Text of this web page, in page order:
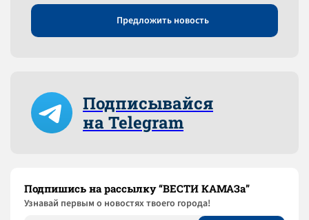
Предложить новость
Подписывайся
на Telegram
Подпишись на рассылку “ВЕСТИ КАМАЗа”
Узнaвай первым о новостях твоего города!